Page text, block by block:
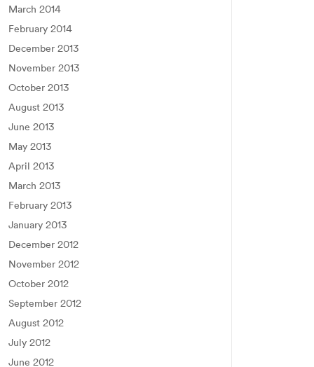
March 2014
February 2014
December 2013
November 2013
October 2013
August 2013
June 2013
May 2013
April 2013
March 2013
February 2013
January 2013
December 2012
November 2012
October 2012
September 2012
August 2012
July 2012
June 2012